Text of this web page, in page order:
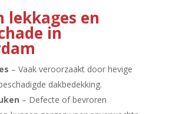
lekkages en
in
– Vaak veroorzaakt door hevige
dakbedekking.​
– Defecte of bevroren